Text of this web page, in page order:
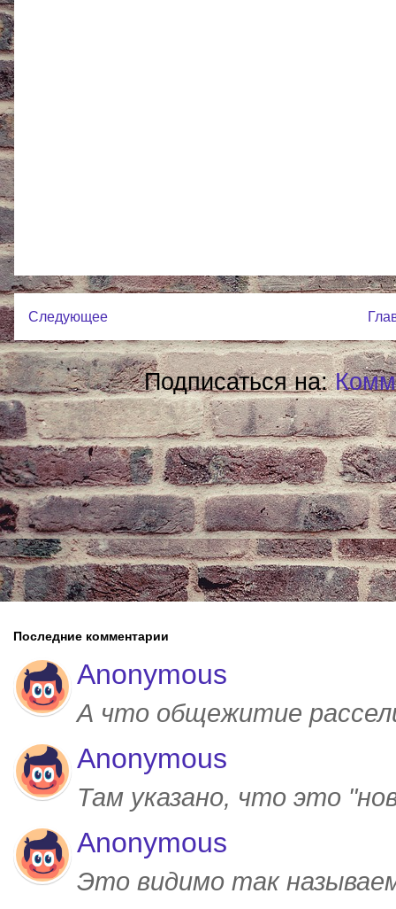
Следующее
Подписаться на:
Последние комментарии
Anonymous
А что общежитие
Anonymous
Там указано, что это
Anonymous
Это видимо так